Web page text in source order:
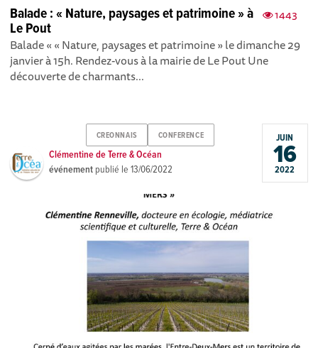
1443
Balade : « Nature, paysages et patrimoine » à
Le Pout
Balade « « Nature, paysages et patrimoine » le dimanche 29
janvier à 15h. Rendez-vous à la mairie de Le Pout Une
découverte de charmants...
CREONNAIS CONFERENCE
Clémentine de Terre & Océan
événement publié le13/06/2022
JUIN
16
2022